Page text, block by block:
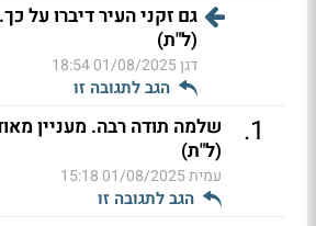
גם זקני העיר דיברו על כך.
(ל"ת)
דגן01/08/2025 18:54
הגב לתגובה זו
1
.
שלמה תודה רבה. מעניין
(ל"ת)
עמית01/08/2025 15:18
הגב לתגובה זו